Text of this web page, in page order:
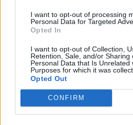
I want to opt-out of processing
Personal Data for Targeted
Opted In
I want to opt-out of Collection,
Retention, Sale, and/or Sharing
Personal Data that Is Unrelated
Purposes for which it was
Opted Out
CONFIRM